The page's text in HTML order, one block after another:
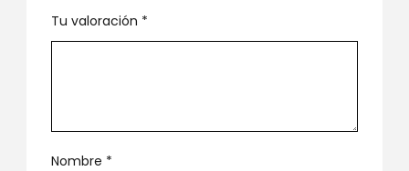
Tu valoración *
Nombre *